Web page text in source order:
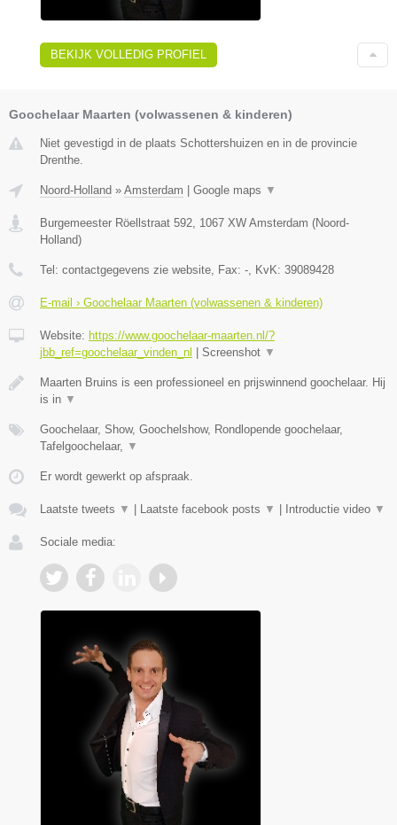
BEKIJK VOLLEDIG PROFIEL
Goochelaar Maarten (volwassenen & kinderen)
Niet gevestigd in de plaats Schottershuizen en in de provincie
Drenthe.
Noord-Holland » Amsterdam Google maps ▼
Burgemeester Röellstraat 592, 1067 XW Amsterdam (Noord-
Holland)
Tel: contactgegevens zie website, Fax: -, KvK: 39089428
E-mail › Goochelaar Maarten (volwassenen & kinderen)
Website: https://www.goochelaar-maarten.nl/?
jbb_ref=goochelaar_vinden_nl
Screenshot ▼
Maarten Bruins is een professioneel en prijswinnend goochelaar. Hij
is in ▼
Goochelaar, Show, Goochelshow, Rondlopende goochelaar,
Tafelgoochelaar, ▼
Er wordt gewerkt op afspraak.
Laatste tweets ▼ Laatste facebook posts ▼ Introductie video ▼
Sociale media: